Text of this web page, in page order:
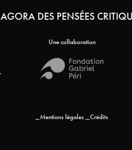
AGORA DES PENSÉES
Une collaboration
Mentions légales Crédits